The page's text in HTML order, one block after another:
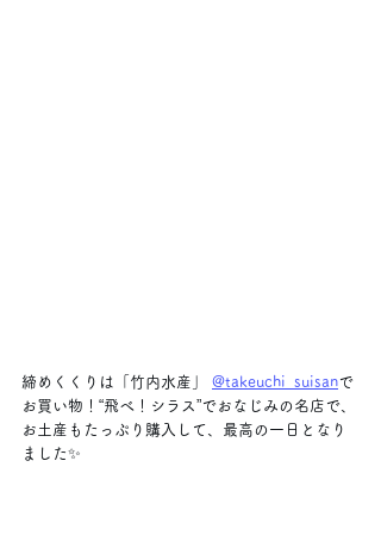
締めくくりは「竹内水産」 @takeuchi_suisanで
お買い物！“飛べ！シラス”でおなじみの名店で、
お土産もたっぷり購入して、最高の一日となり
ました✨